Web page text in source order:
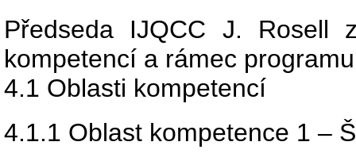
Předseda IJQCC J. Rosell
kompetencí a rámec
4.1 Oblasti kompetencí
4.1.1 Oblast kompetence 1 –